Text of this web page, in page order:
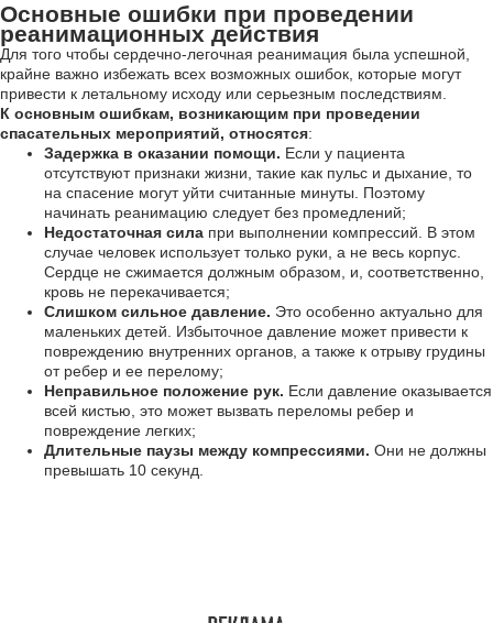
Основные ошибки при проведении
реанимационных действия
Для того чтобы сердечно-легочная реанимация была успешной,
крайне важно избежать всех возможных ошибок, которые могут
привести к летальному исходу или серьезным последствиям.
К основным ошибкам, возникающим при проведении
спасательных мероприятий, относятся:
Задержка в оказании помощи. Если у пациента
отсутствуют признаки жизни, такие как пульс и дыхание, то
на спасение могут уйти считанные минуты. Поэтому
начинать реанимацию следует без промедлений;
Недостаточная сила при выполнении компрессий. В этом
случае человек использует только руки, а не весь корпус.
Сердце не сжимается должным образом, и, соответственно,
кровь не перекачивается;
Слишком сильное давление. Это особенно актуально для
маленьких детей. Избыточное давление может привести к
повреждению внутренних органов, а также к отрыву грудины
от ребер и ее перелому;
Неправильное положение рук. Если давление оказывается
всей кистью, это может вызвать переломы ребер и
повреждение легких;
Длительные паузы между компрессиями. Они не должны
превышать 10 секунд.